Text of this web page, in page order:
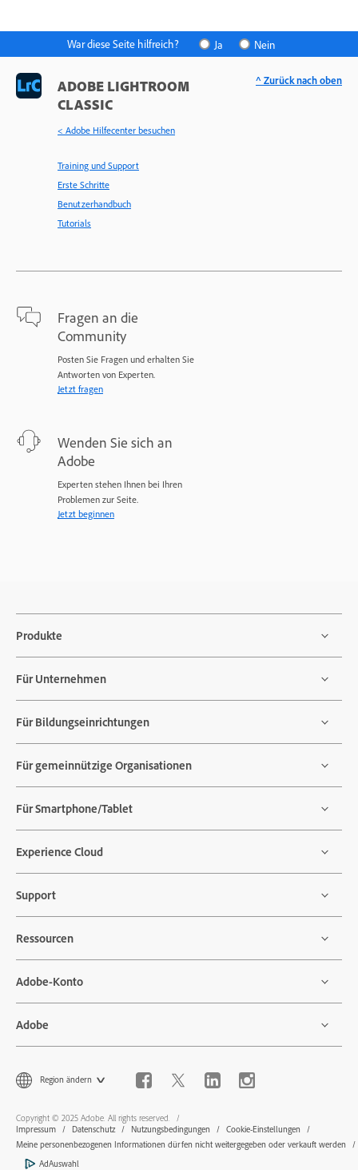
War diese Seite hilfreich? Ja Nein
ADOBE LIGHTROOM
CLASSIC
< Adobe Hilfecenter besuchen
Training und Support
Erste Schritte
Benutzerhandbuch
Tutorials
Fragen an die
Community
Posten Sie Fragen und erhalten Sie
Antworten von Experten.
Jetzt fragen
Wenden Sie sich an
Adobe
Experten stehen Ihnen bei Ihren
Problemen zur Seite.
Jetzt beginnen
^ Zurück nach oben
Produkte
Für Unternehmen
Für Bildungseinrichtungen
Für gemeinnützige Organisationen
Für Smartphone/Tablet
Experience Cloud
Support
Ressourcen
Adobe-Konto
Adobe
Region ändern
Copyright © 2025 Adobe. All rights reserved.
Impressum
Datenschutz Nutzungsbedingungen
Cookie-Einstellungen
Meine personenbezogenen Informationen dürfen nicht weitergegeben oder verkauft werden
AdAuswahl